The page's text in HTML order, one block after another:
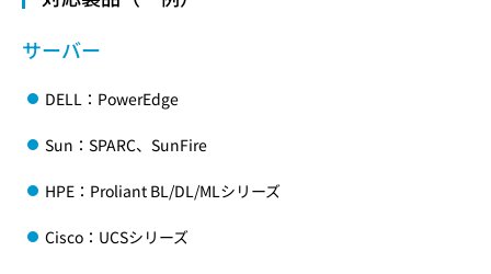
サーバー
DELL：PowerEdge
Sun：SPARC、SunFire
HPE：Proliant BL/DL/MLシリーズ
Cisco：UCSシリーズ